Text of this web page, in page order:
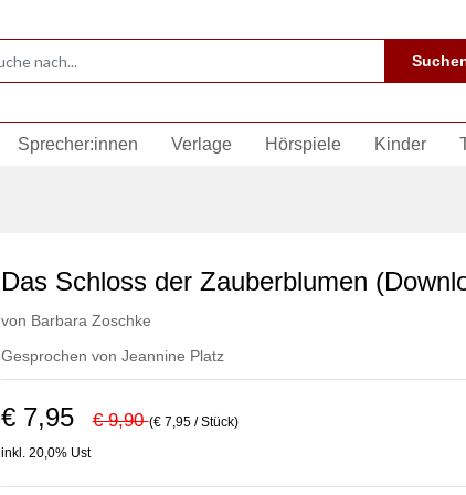
Sprecher:innen Verlage Hörspiele Kinder
Das Schloss der Zauberblumen
von Barbara Zoschke
Gesprochen von Jeannine Platz
€ 7,95 € 9,90(€ 7,95 / Stück)
inkl. 20,0% Ust